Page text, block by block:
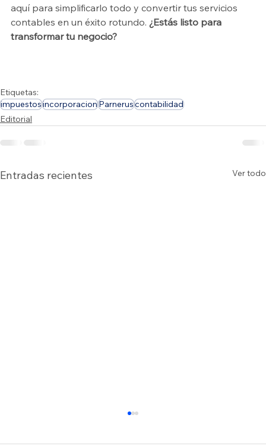
aquí para simplificarlo todo y convertir tus servicios
contables en un éxito rotundo. ¿Estás listo para
transformar tu negocio?
Etiquetas:
impuestosincorporacionParneruscontabilidad
Editorial
Entradas recientes Ver todo